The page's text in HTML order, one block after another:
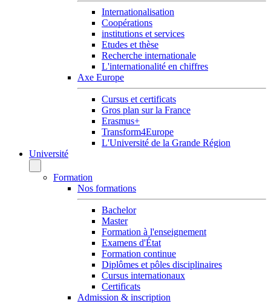
Internationalisation
Coopérations
institutions et services
Etudes et thèse
Recherche internationale
L'internationalité en chiffres
Axe Europe
Cursus et certificats
Gros plan sur la France
Erasmus+
Transform4Europe
L'Université de la Grande Région
Université
Formation
Nos formations
Bachelor
Master
Formation à l'enseignement
Examens d'État
Formation continue
Diplômes et pôles disciplinaires
Cursus internationaux
Certificats
Admission & inscription